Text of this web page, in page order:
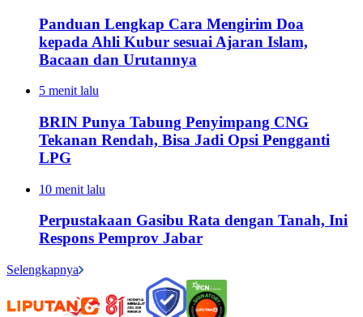
Panduan Lengkap Cara Mengirim Doa
kepada Ahli Kubur sesuai Ajaran Islam,
Bacaan dan Urutannya
5 menit lalu
BRIN Punya Tabung Penyimpang CNG
Tekanan Rendah, Bisa Jadi Opsi Pengganti
LPG
10 menit lalu
Perpustakaan Gasibu Rata dengan Tanah, Ini
Respons Pemprov Jabar
Selengkapnya